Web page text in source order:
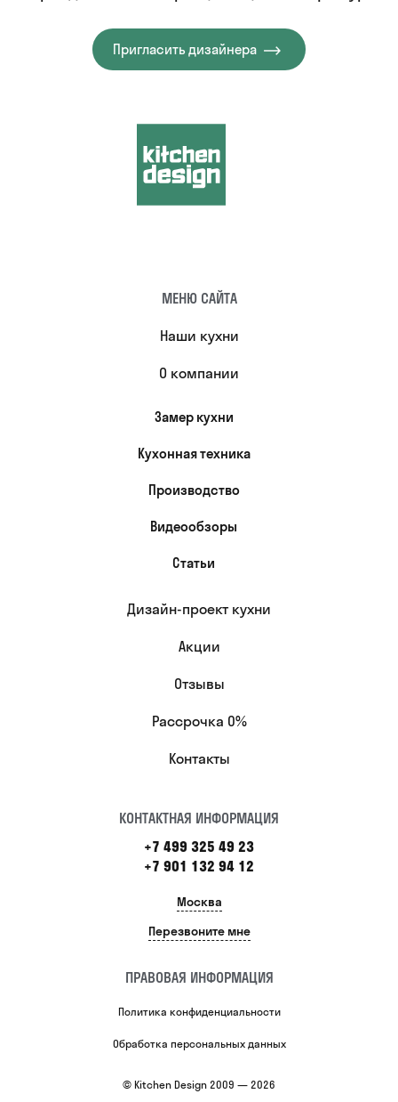
Пригласить дизайнера
МЕНЮ САЙТА
Наши кухни
О компании
Замер кухни
Кухонная техника
Производство
Видеообзоры
Статьи
Дизайн-проект кухни
Акции
Отзывы
Рассрочка 0%
Контакты
КОНТАКТНАЯ ИНФОРМАЦИЯ
+7 499 325 49 23
+7 901 132 94 12
Москва
Перезвоните мне
ПРАВОВАЯ ИНФОРМАЦИЯ
Политика конфиденциальности
Обработка персональных данных
© Kitchen Design 2009 — 2026